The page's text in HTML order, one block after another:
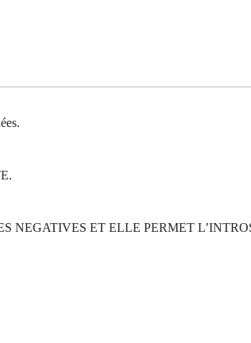
NEGATIVES ET ELLE PERMET